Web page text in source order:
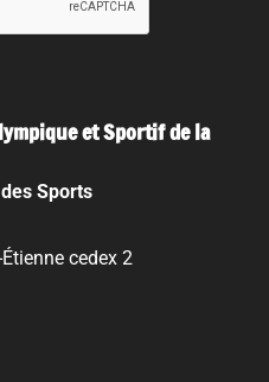
et Sportif de la
Sports
cedex 2